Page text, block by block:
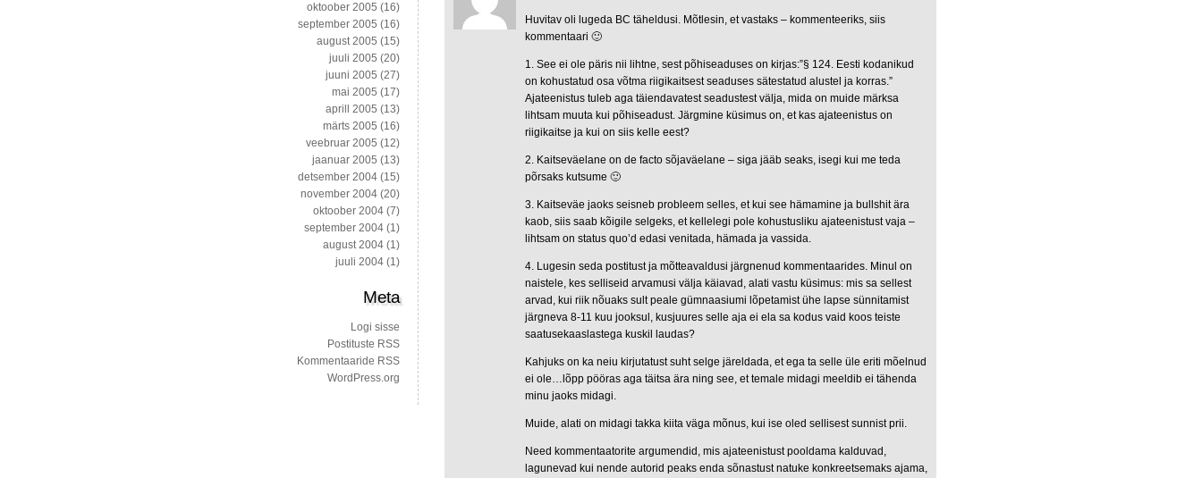
Huvitav oli lugeda BC täheldusi. Mõtlesin, et vastaks – kommenteeriks, siis
kommentaari 🙂
1. See ei ole päris nii lihtne, sest põhiseaduses on kirjas:”§ 124. Eesti kodanikud
on kohustatud osa võtma riigikaitsest seaduses sätestatud alustel ja korras.”
Ajateenistus tuleb aga täiendavatest seadustest välja, mida on muide märksa
lihtsam muuta kui põhiseadust. Järgmine küsimus on, et kas ajateenistus on
riigikaitse ja kui on siis kelle eest?
2. Kaitseväelane on de facto sõjaväelane – siga jääb seaks, isegi kui me teda
põrsaks kutsume 🙂
3. Kaitseväe jaoks seisneb probleem selles, et kui see hämamine ja bullshit ära
kaob, siis saab kõigile selgeks, et kellelegi pole kohustusliku ajateenistust vaja –
lihtsam on status quo’d edasi venitada, hämada ja vassida.
4. Lugesin seda postitust ja mõtteavaldusi järgnenud kommentaarides. Minul on
naistele, kes selliseid arvamusi välja käiavad, alati vastu küsimus: mis sa sellest
arvad, kui riik nõuaks sult peale gümnaasiumi lõpetamist ühe lapse sünnitamist
järgneva 8-11 kuu jooksul, kusjuures selle aja ei ela sa kodus vaid koos teiste
saatusekaaslastega kuskil laudas?
Kahjuks on ka neiu kirjutatust suht selge järeldada, et ega ta selle üle eriti mõelnud
ei ole…lõpp pööras aga täitsa ära ning see, et temale midagi meeldib ei tähenda
minu jaoks midagi.
Muide, alati on midagi takka kiita väga mõnus, kui ise oled sellisest sunnist prii.
Need kommentaatorite argumendid, mis ajateenistust pooldama kalduvad,
lagunevad kui nende autorid peaks enda sõnastust natuke konkreetsemaks ajama,
oktoober 2005 (16)
september 2005 (16)
august 2005 (15)
juuli 2005 (20)
juuni 2005 (27)
mai 2005 (17)
aprill 2005 (13)
märts 2005 (16)
veebruar 2005 (12)
jaanuar 2005 (13)
detsember 2004 (15)
november 2004 (20)
oktoober 2004 (7)
september 2004 (1)
august 2004 (1)
juuli 2004 (1)
Meta
Logi sisse
Postituste RSS
Kommentaaride RSS
WordPress.org